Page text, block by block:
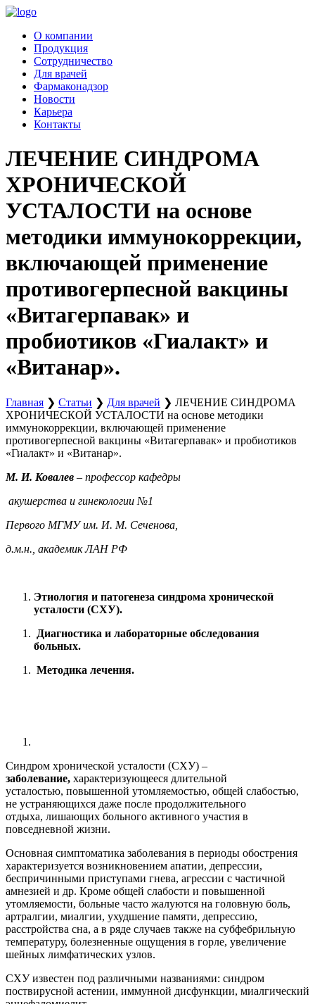
Перейти
содержимому
О компании
Продукция
Сотрудничество
Для врачей
Фармаконадзор
Новости
Карьера
Контакты
ЛЕЧЕНИЕ СИНДРОМА
ХРОНИЧЕСКОЙ
УСТАЛОСТИ на основе
методики иммунокоррекции,
включающей применение
противогерпесной вакцины
«Витагерпавак» и
пробиотиков «Гиалакт» и
«Витанар».
Главная ❯ Статьи ❯ Для врачей ❯ ЛЕЧЕНИЕ СИНДРОМА
ХРОНИЧЕСКОЙ УСТАЛОСТИ на основе методики
иммунокоррекции, включающей применение
противогерпесной вакцины «Витагерпавак» и пробиотиков
«Гиалакт» и «Витанар».
М. И. Ковалев – профессор кафедры
акушерства и гинекологии №1
Первого МГМУ им. И. М. Сеченова,
д.м.н., академик ЛАН РФ
Этиология и патогенеза синдрома хронической
усталости (СХУ).
Диагностика и лабораторные обследования
больных.
Методика лечения.
Синдром хронической усталости (СХУ) –
заболевание, характеризующееся длительной
усталостью, повышенной утомляемостью, общей слабостью,
не устраняющихся даже после продолжительного
отдыха, лишающих больного активного участия в
повседневной жизни.
Основная симптоматика заболевания в периоды обострения
характеризуется возникновением апатии, депрессии,
беспричинными приступами гнева, агрессии с частичной
амнезией и др. Кроме общей слабости и повышенной
утомляемости, больные часто жалуются на головную боль,
артралгии, миалгии, ухудшение памяти, депрессию,
расстройства сна, а в ряде случаев также на субфебрильную
температуру, болезненные ощущения в горле, увеличение
шейных лимфатических узлов.
СХУ известен под различными названиями: синдром
поствирусной астении, иммунной дисфункции, миалгический